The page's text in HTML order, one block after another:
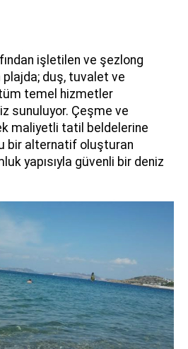
işletilen ve şezlong
duş, tuvalet ve
temel hizmetler
sunuluyor. Çeşme ve
maliyetli tatil beldelerine
bir alternatif oluşturan
yapısıyla güvenli bir deniz